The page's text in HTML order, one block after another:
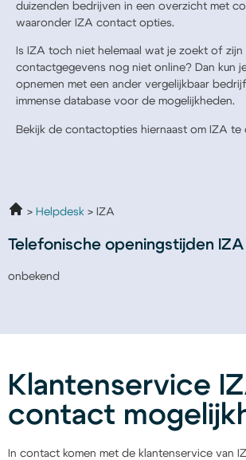
duizenden bedrijven in een overzicht met
waaronder IZA contact opties.
Is IZA toch niet helemaal wat je zoekt of zijn
contactgegevens nog niet online? Dan kun
opnemen met een ander vergelijkbaar
immense database voor de mogelijkheden.
Bekijk de contactopties hiernaast om IZA te
Helpdesk IZA
Telefonische openingstijden IZA
onbekend
Klantenservice
contact
In contact komen met de klantenservice van